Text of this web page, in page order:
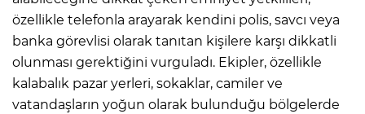
özellikle telefonla arayarak kendini polis, savcı veya
banka görevlisi olarak tanıtan kişilere karşı dikkatli
olunması gerektiğini vurguladı. Ekipler, özellikle
kalabalık pazar yerleri, sokaklar, camiler ve
vatandaşların yoğun olarak bulunduğu bölgelerde